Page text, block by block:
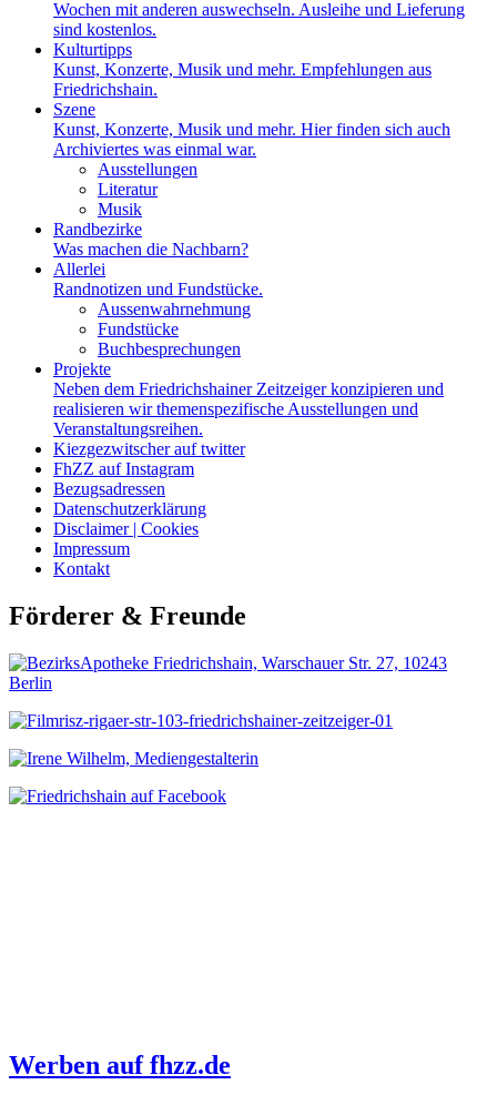
Wochen mit anderen auswechseln. Ausleihe und Lieferung
sind kostenlos.
Kulturtipps
Kunst, Konzerte, Musik und mehr. Empfehlungen aus
Friedrichshain.
Szene
Kunst, Konzerte, Musik und mehr. Hier finden sich auch
Archiviertes was einmal war.
Ausstellungen
Literatur
Musik
Randbezirke
Was machen die Nachbarn?
Allerlei
Randnotizen und Fundstücke.
Aussenwahrnehmung
Fundstücke
Buchbesprechungen
Projekte
Neben dem Friedrichshainer Zeitzeiger konzipieren und
realisieren wir themenspezifische Ausstellungen und
Veranstaltungsreihen.
Kiezgezwitscher auf twitter
FhZZ auf Instagram
Bezugsadressen
Datenschutzerklärung
Disclaimer | Cookies
Impressum
Kontakt
Förderer & Freunde
Werben auf fhzz.de